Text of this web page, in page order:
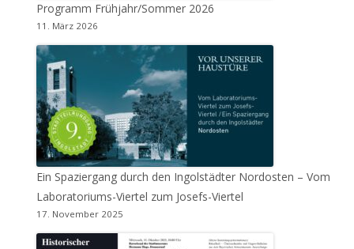
Programm Frühjahr/Sommer 2026
11. März 2026
Ein Spaziergang durch den Ingolstädter Nordosten – Vom
Laboratoriums-Viertel zum Josefs-Viertel
17. November 2025